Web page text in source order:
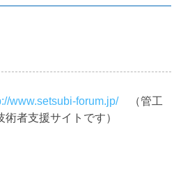
www.setsubi-forum.jp/（管工
者支援サイトです）